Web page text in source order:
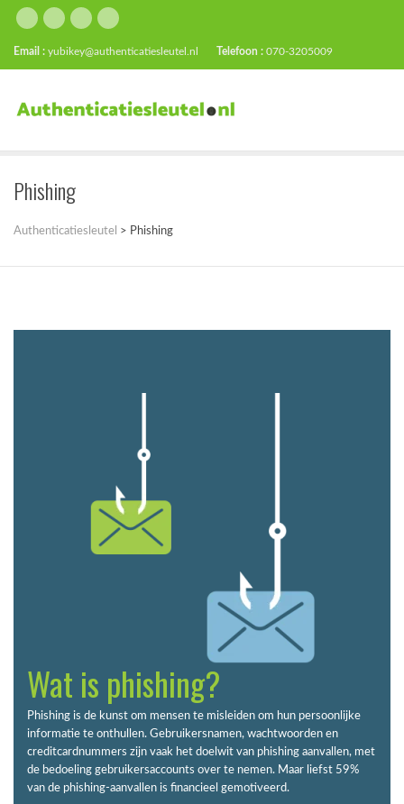
Email : yubikey@authenticatiesleutel.nl Telefoon : 070-3205009
Phishing
Authenticatiesleutel > Phishing
Wat is phishing?
Phishing is de kunst om mensen te misleiden om hun persoonlijke
informatie te onthullen. Gebruikersnamen, wachtwoorden en
creditcardnummers zijn vaak het doelwit van phishing aanvallen, met
de bedoeling gebruikersaccounts over te nemen. Maar liefst 59%
van de phishing-aanvallen is financieel gemotiveerd.